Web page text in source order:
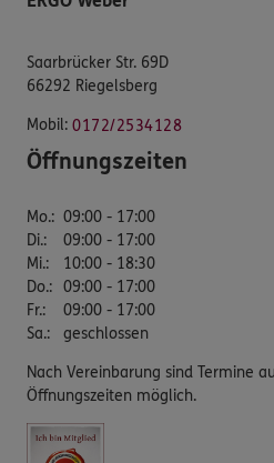
Saarbrücker Str. 69D
66292 Riegelsberg
Mobil: 0172/2534128
Öffnungszeiten
Mo.: 09:00 - 17:00
Di.:
09:00 - 17:00
Mi.:
10:00 - 18:30
Do.: 09:00 - 17:00
Fr.:
09:00 - 17:00
Sa.: geschlossen
Nach Vereinbarung sind Termine
Öffnungszeiten möglich.